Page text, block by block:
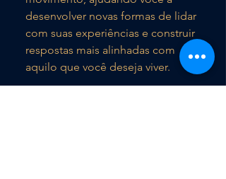
desenvolver novas formas de lidar
com suas experiências e construir
respostas mais alinhadas com
aquilo que você deseja viver.